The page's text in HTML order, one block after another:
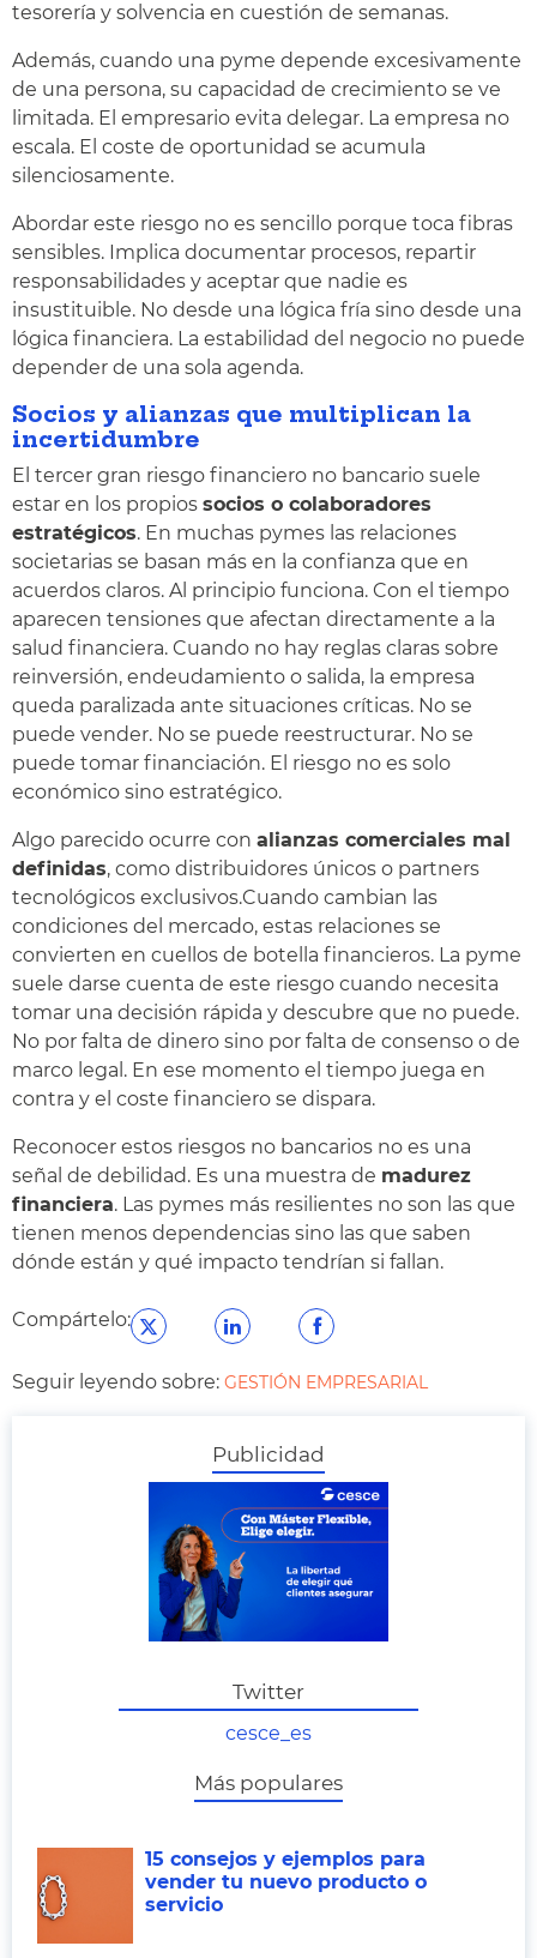
tesorería y solvencia en cuestión de semanas.
Además, cuando una pyme depende excesivamente
de una persona, su capacidad de crecimiento se ve
limitada. El empresario evita delegar. La empresa no
escala. El coste de oportunidad se acumula
silenciosamente.
Abordar este riesgo no es sencillo porque toca fibras
sensibles. Implica documentar procesos, repartir
responsabilidades y aceptar que nadie es
insustituible. No desde una lógica fría sino desde una
lógica financiera. La estabilidad del negocio no puede
depender de una sola agenda.
Socios y alianzas que multiplican la
incertidumbre
El tercer gran riesgo financiero no bancario suele
estar en los propios socios o colaboradores
estratégicos. En muchas pymes las relaciones
societarias se basan más en la confianza que en
acuerdos claros. Al principio funciona. Con el tiempo
aparecen tensiones que afectan directamente a la
salud financiera. Cuando no hay reglas claras sobre
reinversión, endeudamiento o salida, la empresa
queda paralizada ante situaciones críticas. No se
puede vender. No se puede reestructurar. No se
puede tomar financiación. El riesgo no es solo
económico sino estratégico.
Algo parecido ocurre con alianzas comerciales mal
definidas, como distribuidores únicos o partners
tecnológicos exclusivos.Cuando cambian las
condiciones del mercado, estas relaciones se
convierten en cuellos de botella financieros. La pyme
suele darse cuenta de este riesgo cuando necesita
tomar una decisión rápida y descubre que no puede.
No por falta de dinero sino por falta de consenso o de
marco legal. En ese momento el tiempo juega en
contra y el coste financiero se dispara.
Reconocer estos riesgos no bancarios no es una
señal de debilidad. Es una muestra de madurez
financiera. Las pymes más resilientes no son las que
tienen menos dependencias sino las que saben
dónde están y qué impacto tendrían si fallan.
Compártelo:
Seguir leyendo sobre: GESTIÓN EMPRESARIAL
Publicidad
Twitter
cesce_es
Más populares
15 consejos y ejemplos para
vender tu nuevo producto o
servicio